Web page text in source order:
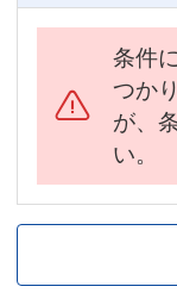
条件
つか
が、
い。